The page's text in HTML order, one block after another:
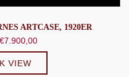
ARTCASE, 1920ER
Ursprünglicher
war:
€7.900,00Aktueller
Preis
VIEW